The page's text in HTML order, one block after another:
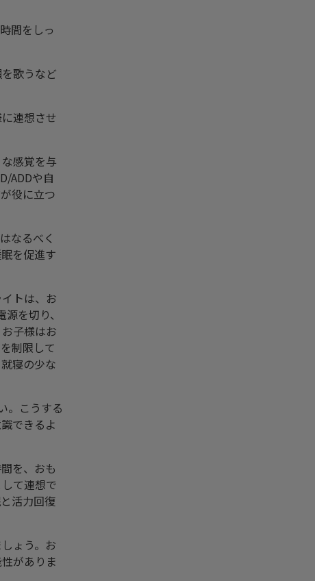
間をしっ
歌うなど
連想させ
感覚を与
ADDや自
役に立つ
なるべく
を促進す
トは、お
を切り、
子様はお
制限して
寝の少な
。こうする
できるよ
を、おも
て連想で
活力回復
ょう。お
がありま